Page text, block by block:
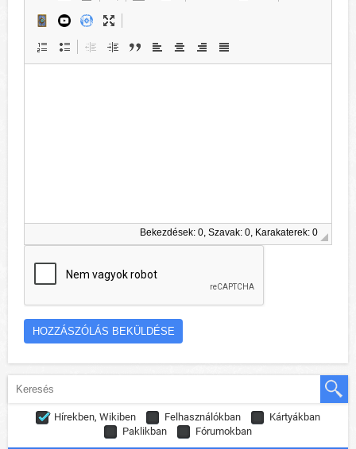
Bekezdések: 0, Szavak: 0, Karakaterek: 0
Hírekben, Wikiben Felhasználókban
Kártyákban
Paklikban
Fórumokban